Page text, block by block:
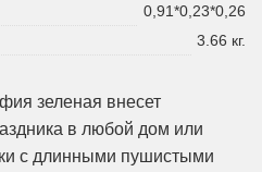
0,91*0,23*0,26
3.66 кг.
зеленая внесет
в любой дом или
с длинными пушистыми